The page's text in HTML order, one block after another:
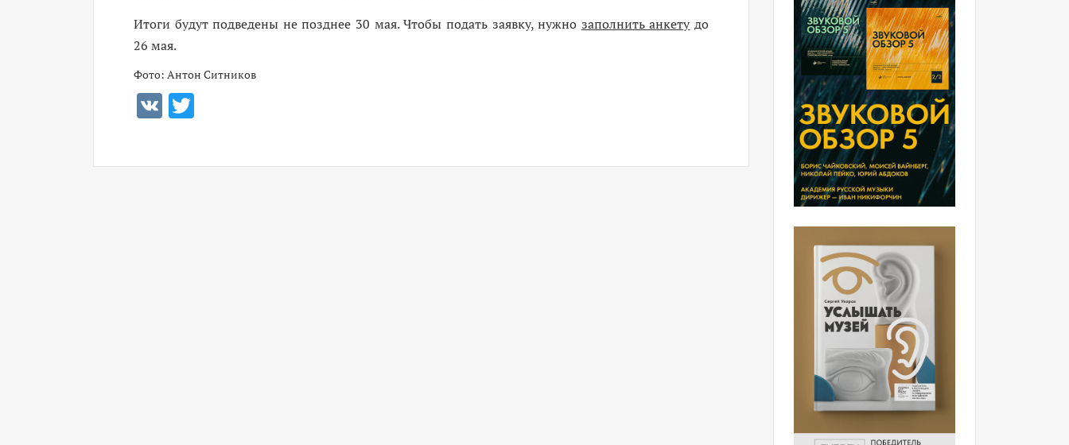
Итоги будут подведены не позднее 30 мая. Чтобы подать заявку, нужно заполнить анкетудо
26 мая.
Фото: Антон Ситников
VK